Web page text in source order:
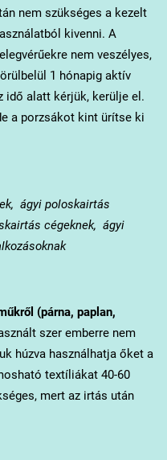
nem szükséges a kezelt
kivenni. A
nem veszélyes,
1 hónapig aktív
idő alatt kérjük, kerülje el.
a porzsákot kint ürítse ki
ágyi poloskairtás
cégeknek, ágyi
(párna, paplan,
szer emberre nem
húzva használhatja őket a
textíliákat 40-60
mert az irtás után